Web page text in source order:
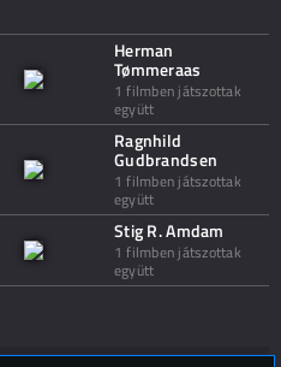
Herman
Tømmeraas
1 filmben játszottak
együtt
Ragnhild
Gudbrandsen
1 filmben játszottak
együtt
Stig R. Amdam
1 filmben játszottak
együtt